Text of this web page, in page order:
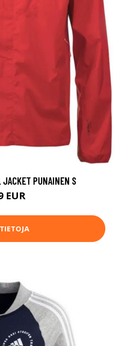
PUNAINEN S
EUR